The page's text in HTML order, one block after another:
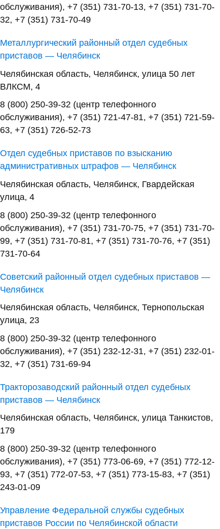
обслуживания), +7 (351) 731-70-13, +7 (351) 731-70-
32, +7 (351) 731-70-49
Металлургический районный отдел судебных
приставов — Челябинск
Челябинская область, Челябинск, улица 50 лет
ВЛКСМ, 4
8 (800) 250-39-32 (центр телефонного
обслуживания), +7 (351) 721-47-81, +7 (351) 721-59-
63, +7 (351) 726-52-73
Отдел судебных приставов по взысканию
административных штрафов — Челябинск
Челябинская область, Челябинск, Гвардейская
улица, 4
8 (800) 250-39-32 (центр телефонного
обслуживания), +7 (351) 731-70-75, +7 (351) 731-70-
99, +7 (351) 731-70-81, +7 (351) 731-70-76, +7 (351)
731-70-64
Советский районный отдел судебных приставов —
Челябинск
Челябинская область, Челябинск, Тернопольская
улица, 23
8 (800) 250-39-32 (центр телефонного
обслуживания), +7 (351) 232-12-31, +7 (351) 232-01-
32, +7 (351) 731-69-94
Тракторозаводский районный отдел судебных
приставов — Челябинск
Челябинская область, Челябинск, улица Танкистов,
179
8 (800) 250-39-32 (центр телефонного
обслуживания), +7 (351) 773-06-69, +7 (351) 772-12-
93, +7 (351) 772-07-53, +7 (351) 773-15-83, +7 (351)
243-01-09
Управление Федеральной службы судебных
приставов России по Челябинской области